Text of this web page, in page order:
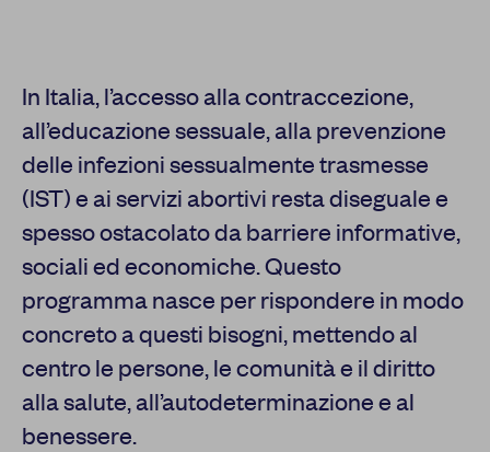
In Italia, l’accesso alla contraccezione,
all’educazione sessuale, alla prevenzione
delle infezioni sessualmente trasmesse
(IST) e ai servizi abortivi resta diseguale e
spesso ostacolato da barriere informative,
sociali ed economiche. Questo
programma nasce per rispondere in modo
concreto a questi bisogni, mettendo al
centro le persone, le comunità e il diritto
alla salute, all’autodeterminazione e al
benessere.